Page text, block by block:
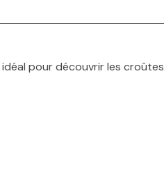
idéal pour découvrir les croûtes